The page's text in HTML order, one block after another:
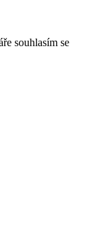
souhlasím se